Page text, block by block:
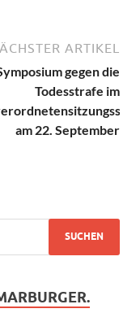
ARTIKEL
gegen die
Todesstrafe im
am 22. September